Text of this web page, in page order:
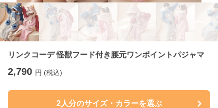
リンクコーデ 怪獣フード付き腰元ワンポイントパジャマ
2,790 円 (税込)
2人分のサイズ・カラーを選ぶ